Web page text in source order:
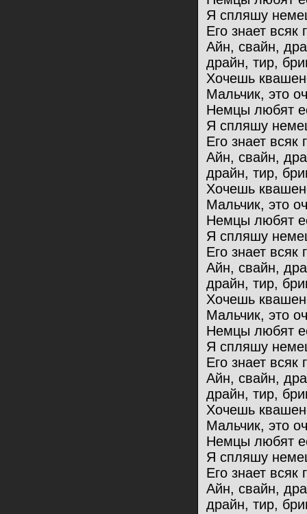
Я спляшу
Его знает всяк
Айн, свайн,
драйн, тир,
Хочешь
Мальчик, это
Немцы любят
Я спляшу
Его знает всяк
Айн, свайн,
драйн, тир,
Хочешь
Мальчик, это
Немцы любят
Я спляшу
Его знает всяк
Айн, свайн,
драйн, тир,
Хочешь
Мальчик, это
Немцы любят
Я спляшу
Его знает всяк
Айн, свайн,
драйн, тир,
Хочешь
Мальчик, это
Немцы любят
Я спляшу
Его знает всяк
Айн, свайн,
драйн, тир,